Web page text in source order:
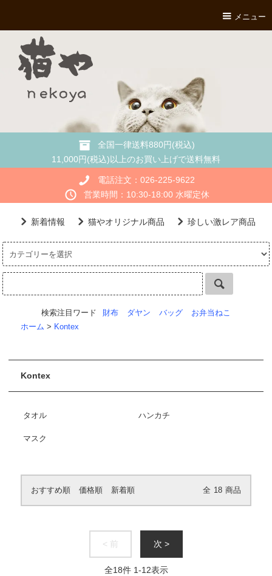
メニュー
全国一律送料880円(税込)
11,000円(税込)以上のお買い上げで送料無料
電話注文：026-225-9622
営業時間：10:30-18:00 水曜定休
新着情報 猫やオリジナル商品 珍しい激レア商品
検索注目ワード 財布 ダヤン バッグ
お弁当ねこ
ホーム > Kontex
Kontex
タオル ハンカチ
マスク
おすすめ順 価格順 新着順 全 18 商品
< 前 次 >
全18件 1-12表示